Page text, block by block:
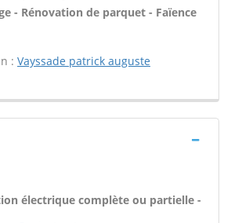
- Rénovation de parquet - Faïence
: Vayssade patrick auguste
électrique complète ou partielle -